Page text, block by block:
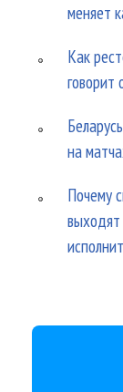
меняет
Как
говорит
на
Почему